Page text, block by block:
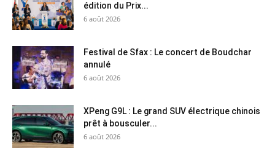
édition du Prix...
6 août 2026
Festival de Sfax : Le concert de Boudchar
annulé
6 août 2026
XPeng G9L : Le grand SUV électrique chinois
prêt à bousculer...
6 août 2026